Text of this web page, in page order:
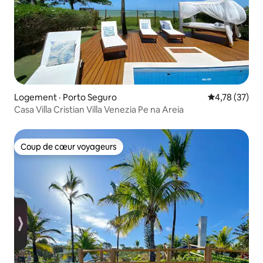
Logement · Porto Seguro Note
4,78 (37)
Casa Villa Cristian Villa Venezia Pe na Areia
Coup de cœur voyageurs
Coup de cœur voyageurs